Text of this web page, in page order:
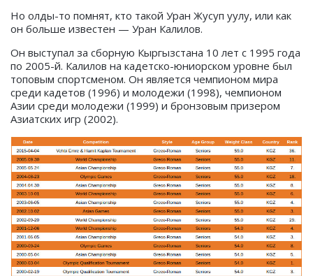
Но олды-то помнят, кто такой Уран Жусуп уулу, или как
он больше известен — Уран Калилов.
Он выступал за сборную Кыргызстана 10 лет с 1995 года
по 2005-й. Калилов на кадетско-юниорском уровне был
топовым спортсменом. Он является чемпионом мира
среди кадетов (1996) и молодежи (1998), чемпионом
Азии среди молодежи (1999) и бронзовым призером
Азиатских игр (2002).